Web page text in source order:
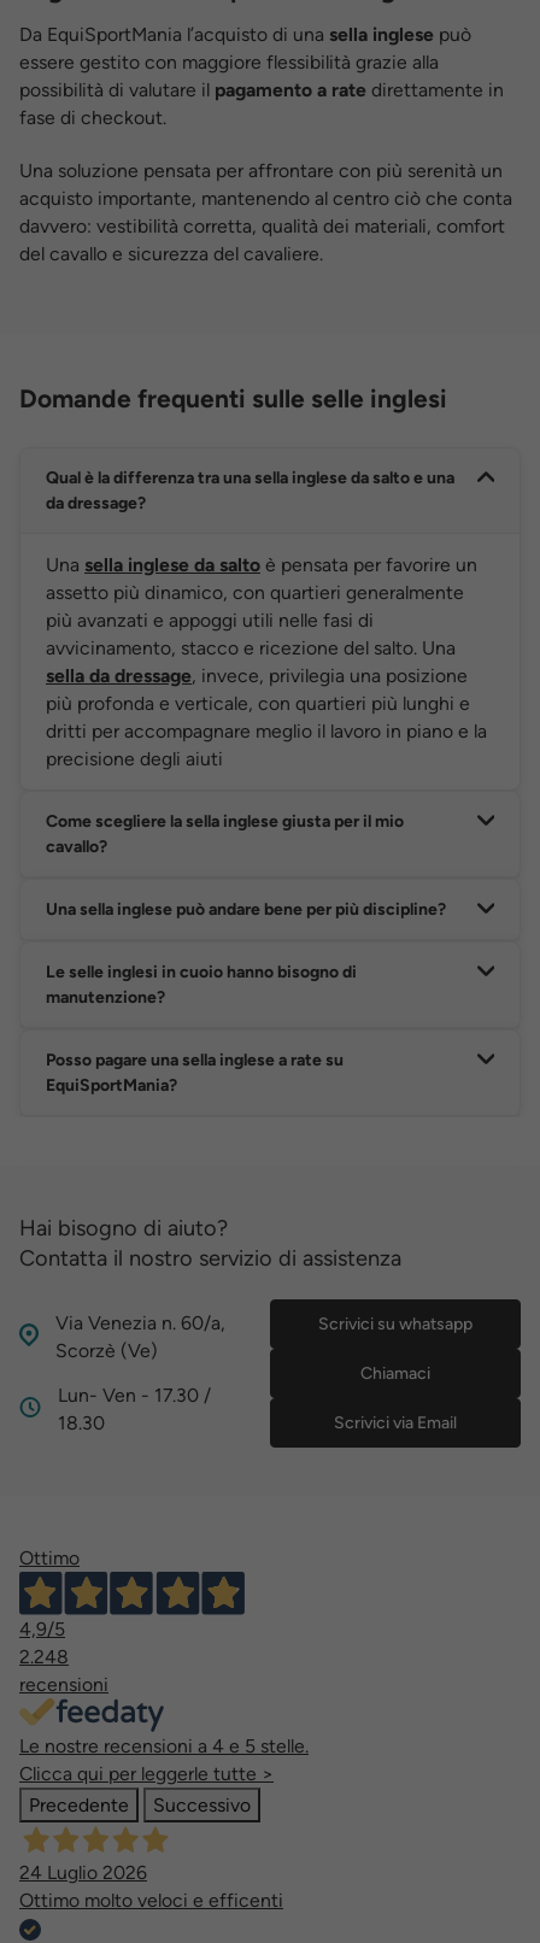
Da EquiSportMania l’acquisto di una sella inglese può
essere gestito con maggiore flessibilità grazie alla
possibilità di valutare il pagamento a rate direttamente in
fase di checkout.
Una soluzione pensata per affrontare con più serenità un
acquisto importante, mantenendo al centro ciò che conta
davvero: vestibilità corretta, qualità dei materiali, comfort
del cavallo e sicurezza del cavaliere.
Domande frequenti sulle selle inglesi
Qual è la differenza tra una sella inglese da salto e una
da dressage?
Una sella inglese da salto è pensata per favorire un
assetto più dinamico, con quartieri generalmente
più avanzati e appoggi utili nelle fasi di
avvicinamento, stacco e ricezione del salto. Una
sella da dressage, invece, privilegia una posizione
più profonda e verticale, con quartieri più lunghi e
dritti per accompagnare meglio il lavoro in piano e la
precisione degli aiuti
Come scegliere la sella inglese giusta per il mio
cavallo?
Una sella inglese può andare bene per più discipline?
Le selle inglesi in cuoio hanno bisogno di
manutenzione?
Posso pagare una sella inglese a rate su
EquiSportMania?
Hai bisogno di aiuto?
Contatta il nostro servizio di assistenza
Via Venezia n. 60/a,
Scorzè (Ve)
Lun- Ven - 17.30 /
18.30
Scrivici su whatsapp
Chiamaci
Scrivici via Email
Ottimo
4,9/5
2.248
recensioni
Le nostre recensioni a 4 e 5 stelle.
Clicca qui per leggerle tutte >
Precedente
Successivo
24 Luglio 2026
Ottimo molto veloci e efficenti